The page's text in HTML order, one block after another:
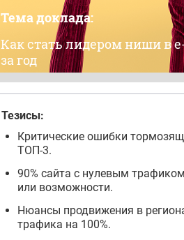
Тема доклада:
Как стать лидером ниши в
за год
Тезисы:
Критические ошибки
ТОП-3.
90% сайта с нулевым
или возможности.
Нюансы продвижения в
трафика на 100%.